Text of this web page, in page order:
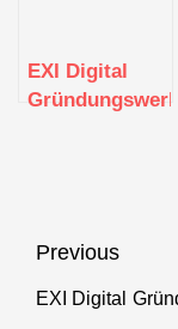
EXI Digital
Previous
Previous
EXI Digital